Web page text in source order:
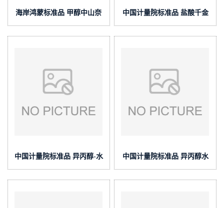
海岸鸿蒙标准品 甲醇中山奈
素溶液标准物质(泰坦供应)
中国计量院标准品 盐酸千金
藤素纯度标准物质(泰坦供应)
中国计量院标准品 异丙醇-水
溶液中利血平标准物质(泰坦
中国计量院标准品 异丙醇水
溶液中利血平溶液标准物质